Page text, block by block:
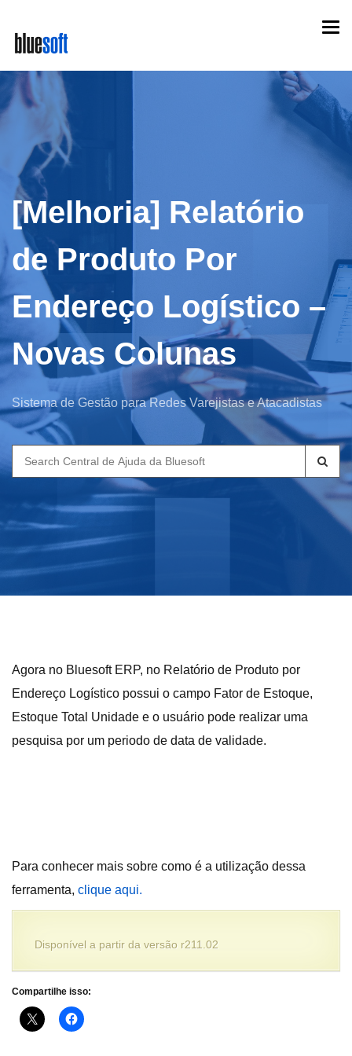
main
content
[Melhoria] Relatório
de Produto Por
Endereço Logístico –
Novas Colunas
Sistema de Gestão para Redes Varejistas e Atacadistas
Search
for:
Agora no Bluesoft ERP, no Relatório de Produto por
Endereço Logístico possui o campo Fator de Estoque,
Estoque Total Unidade e o usuário pode realizar uma
pesquisa por um periodo de data de validade.
Para conhecer mais sobre como é a utilização dessa
ferramenta, clique aqui.
Disponível a partir da versão r211.02
Compartilhe isso: